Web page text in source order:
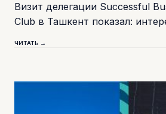
Визит делегации Successful
Club в Ташкент показал:
ЧИТАТЬ →